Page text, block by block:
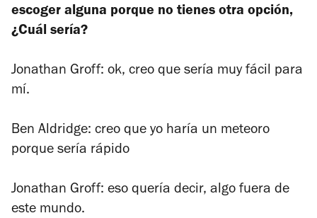
escoger alguna porque no tienes otra opción,
¿Cuál sería?
Jonathan Groff: ok, creo que sería muy fácil para
mí.
Ben Aldridge: creo que yo haría un meteoro
porque sería rápido
Jonathan Groff: eso quería decir, algo fuera de
este mundo.